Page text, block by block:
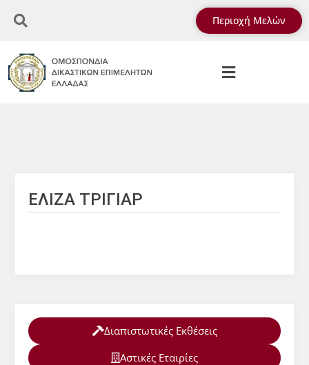
Περιοχή Μελών
ΕΛΙΖΑ ΤΡΙΓΙΑΡ
Διαπιστωτικές Εκθέσεις
Αστικές Εταιρίες